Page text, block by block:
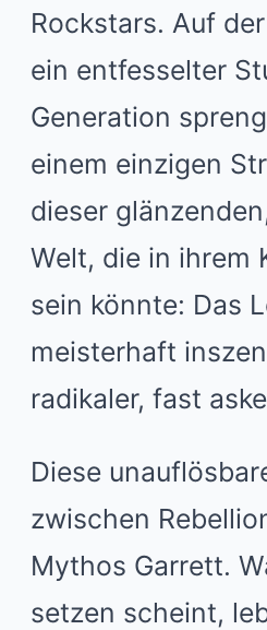
Rockstars. Auf
ein entfesselter
Generation
einem einzigen
dieser
Welt, die in ihrem
sein könnte: Das
meisterhaft
radikaler, fast
Diese
zwischen
Mythos Garrett.
setzen scheint,